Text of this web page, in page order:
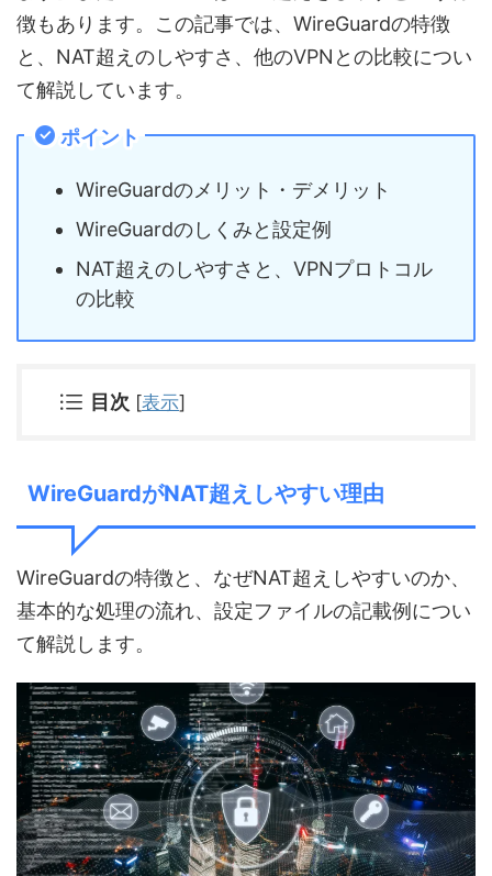
徴もあります。この記事では、WireGuardの特徴
と、NAT超えのしやすさ、他のVPNとの比較につい
て解説しています。
ポイント
WireGuardのメリット・デメリット
WireGuardのしくみと設定例
NAT超えのしやすさと、VPNプロトコル
の比較
目次 [表示]
WireGuardがNAT超えしやすい理由
WireGuardの特徴と、なぜNAT超えしやすいのか、
基本的な処理の流れ、設定ファイルの記載例につい
て解説します。